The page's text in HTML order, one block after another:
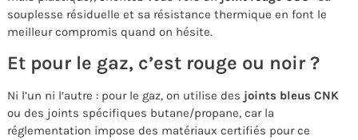
souplesse résiduelle et sa résistance thermique en font le
meilleur compromis quand on hésite.
Et pour le gaz, c’est rouge ou noir ?
Ni l’un ni l’autre : pour le gaz, on utilise des joints bleus CNK
ou des joints spécifiques butane/propane, car la
réglementation impose des matériaux certifiés pour ce